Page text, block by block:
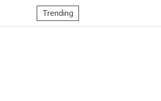
Trending